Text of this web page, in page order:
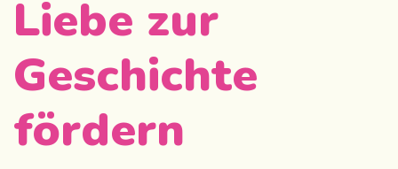
Liebe zur
Geschichte
fördern